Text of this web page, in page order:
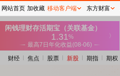
财经 焦点 股票 新股 期指 期权
网站首页 加收藏 移动客户端 东方财富